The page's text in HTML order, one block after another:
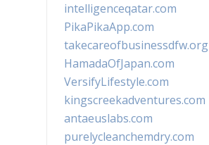
intelligenceqatar.com
PikaPikaApp.com
takecareofbusinessdfw.org
HamadaOfJapan.com
VersifyLifestyle.com
kingscreekadventures.com
antaeuslabs.com
purelycleanchemdry.com